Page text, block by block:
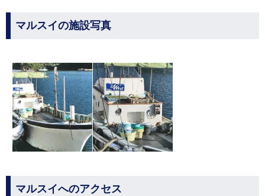
マルスイの施設写真
マルスイへのアクセス